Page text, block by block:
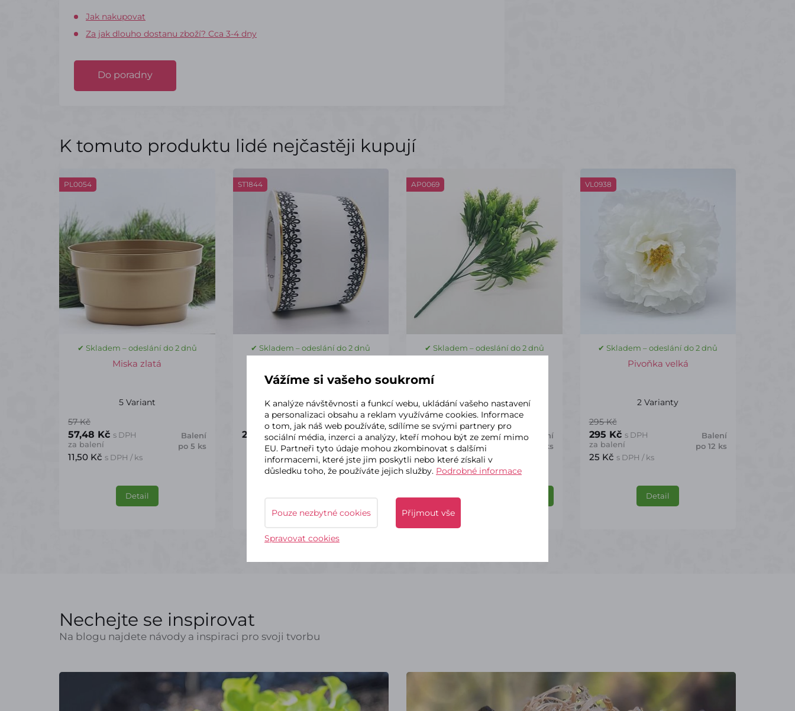
Jak nakupovat
Za jak dlouho dostanu zboží? Cca 3-4 dny
Do poradny
K tomuto produktu lidé nejčastěji kupují
PL0054
✔ Skladem – odeslání do 2 dnů
Miska zlatá
5 Variant
57 Kč
57,48 Kč s DPH
za balení
11,50 Kč s DPH / ks
Balení
po 5 ks
Detail
ST1844
✔ Skladem – odeslání do 2 dnů
4 Varianty
266 Kč s DPH
AP0069
✔ Skladem – odeslání do 2 dnů
91 Kč
91 Kčs DPH
za balení
45 Kčs DPH / ks
Balení
po 2 ks
bal
VL0938
✔ Skladem – odeslání do 2 dnů
Pivoňka velká
2 Varianty
295 Kč
295 Kč s DPH
za balení
25 Kč s DPH / ks
Balení
po 12 ks
Detail
Nechejte se inspirovat
Na blogu najdete návody a inspiraci pro svoji tvorbu
Vážíme si vašeho soukromí
K analýze návštěvnosti a funkcí webu, ukládání vašeho nastavení
a personalizaci obsahu a reklam využíváme cookies. Informace
o tom, jak náš web používáte, sdílíme se svými partnery pro
sociální média, inzerci a analýzy, kteří mohou být ze zemí mimo
EU. Partneři tyto údaje mohou zkombinovat s dalšími
informacemi, které jste jim poskytli nebo které získali v
důsledku toho, že používáte jejich služby. Podrobné informace
Pouze nezbytné cookies Přijmout vše
Spravovat cookies